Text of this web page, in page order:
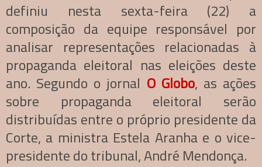
definiu nesta sexta-feira (22) a
composição da equipe responsável por
analisar representações relacionadas à
propaganda eleitoral nas eleições deste
ano. Segundo o jornal O Globo, as ações
sobre propaganda eleitoral serão
distribuídas entre o próprio presidente da
Corte, a ministra Estela Aranha e o vice-
presidente do tribunal, André Mendonça.